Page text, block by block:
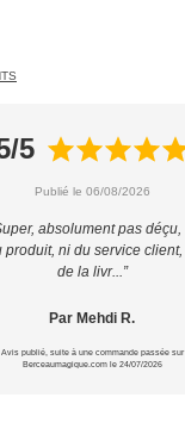
5
Publié le 06/08/2026
absolument pas déçu,
produit, ni du service
de la livr...”
Par Mehdi R.
Avis publié, suite à une commande passée sur
Berceaumagique.com le 24/07/2026